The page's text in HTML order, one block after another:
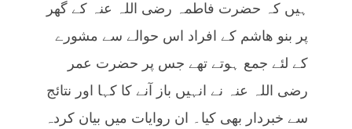
ہیں کہ حضرت فاطمہ رضی اللہ عنہ کے گھر
پر بنو ھاشم کے افراد اس حوالے سے مشورے
کے لئے جمع ہوتے تھے جس پر حضرت عمر
رضی اللہ عنہ نے انہیں باز آنے کا کہا اور نتائج
سے خبردار بھی کیا۔ ان روایات میں بیان کردہ